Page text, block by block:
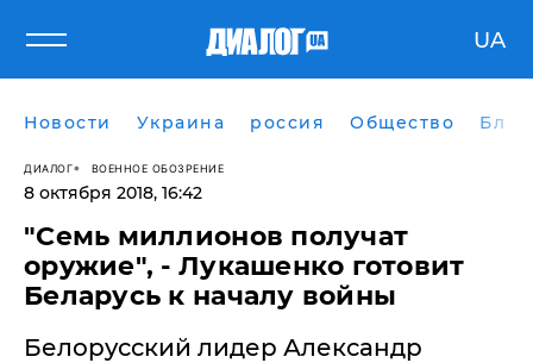
UA
Новости Украина россия Общество
ДИАЛОГ ВОЕННОЕ ОБОЗРЕНИЕ
8 октября 2018, 16:42
"Семь миллионов получат
оружие", - Лукашенко готовит
Беларусь к началу войны
Белорусский лидер Александр